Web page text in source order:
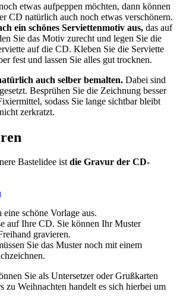
etwas aufpeppen möchten, dann können
CD natürlich auch noch etwas verschönern.
ein schönes Serviettenmotiv aus, das auf
Sie das Motiv zurecht und legen Sie die
auf die CD. Kleben Sie die Serviette
fest und lassen Sie alles gut trocknen.
auch selber bemalten. Dabei sind
Besprühen Sie die Zeichnung besser
sodass Sie lange sichtbar bleibt
zerkratzt.
Bastelidee istdie Gravur der CD-
eine schöne Vorlage aus.
auf Ihre CD. Sie können Ihr Muster
gravieren.
Sie das Muster noch mit einem
Sie als Untersetzer oder Grußkarten
zu Weihnachten handelt es sich hierbei um